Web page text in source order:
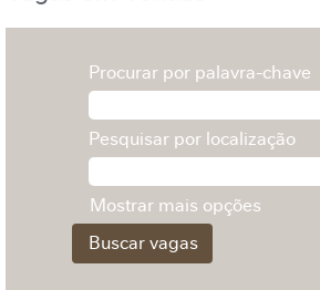
Procurar por palavra-chave
Pesquisar por localização
Mostrar mais opções